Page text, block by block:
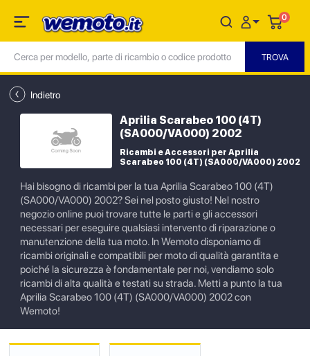
0
Indietro
Aprilia Scarabeo 100 (4T)
(SA000/VA000) 2002
Ricambi e Accessori per Aprilia
Scarabeo 100 (4T) (SA000/VA000) 2002
Hai bisogno di ricambi per la tua Aprilia Scarabeo 100 (4T)
(SA000/VA000) 2002? Sei nel posto giusto! Nel nostro
negozio online puoi trovare tutte le parti e gli accessori
necessari per eseguire qualsiasi intervento di riparazione o
manutenzione della tua moto. In Wemoto disponiamo di
ricambi originali e compatibili per moto di qualità garantita e
poiché la sicurezza è fondamentale per noi, vendiamo solo
ricambi di alta qualità e testati su strada. Metti a punto la tua
Aprilia Scarabeo 100 (4T) (SA000/VA000) 2002 con
Wemoto!